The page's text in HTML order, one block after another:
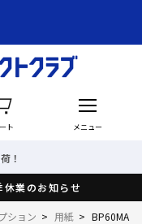
ト メニュー
業のお知らせ
ション > 用紙 > BP60MA